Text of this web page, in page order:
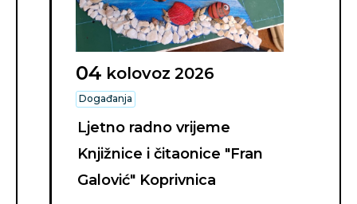
04 kolovoz 2026
Događanja
Ljetno radno vrijeme
Knjižnice i čitaonice "Fran
Galović" Koprivnica